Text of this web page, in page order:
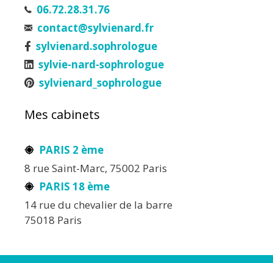
06.72.28.31.76
contact@sylvienard.fr
sylvienard.sophrologue
sylvie-nard-sophrologue
sylvienard_sophrologue
Mes cabinets
PARIS 2 ème
8 rue Saint-Marc, 75002 Paris
PARIS 18 ème
14 rue du chevalier de la barre
75018 Paris